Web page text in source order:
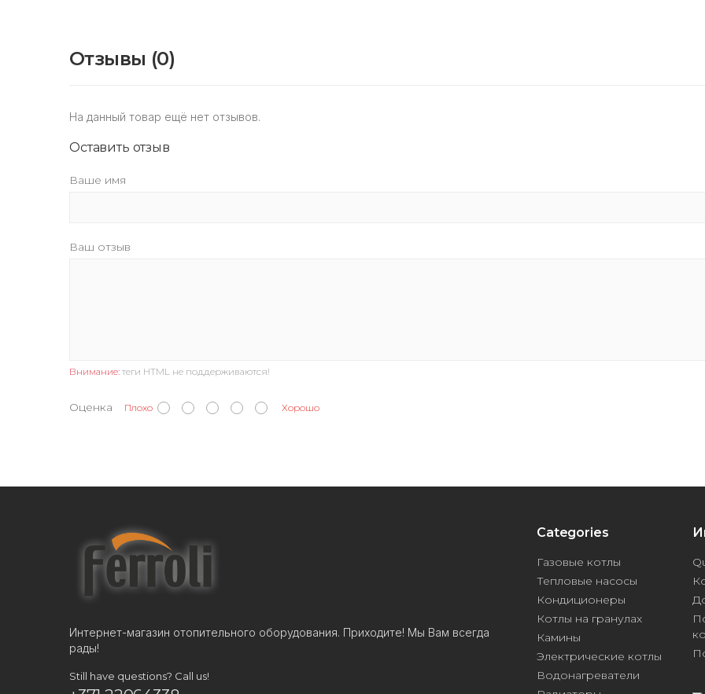
Отзывы (0)
На данный товар ещё нет отзывов.
Оставить отзыв
Ваше имя
Ваш отзыв
Внимание: теги HTML не поддерживаются!
Оценка Плохо Хорошо
Интернет-магазин отопительного оборудования. Приходите! Мы Вам всегда
рады!
Still have questions? Call us!
Categories
Газовые котлы
Тепловые насосы
Кондиционеры
Котлы на гранулах
Камины
Электрические котлы
Водонагреватели